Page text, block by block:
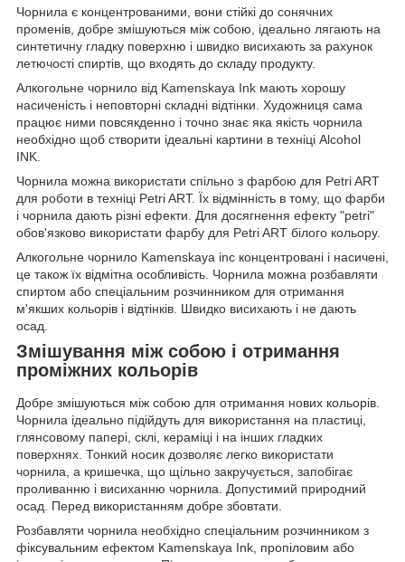
Чорнила є концентрованими, вони стійкі до сонячних
променів, добре змішуються між собою, ідеально лягають на
синтетичну гладку поверхню і швидко висихають за рахунок
летючості спиртів, що входять до складу продукту.
Алкогольне чорнило від Kamenskaya Ink мають хорошу
насиченість і неповторні складні відтінки. Художниця сама
працює ними повсякденно і точно знає яка якість чорнила
необхідно щоб створити ідеальні картини в техніці Alcohol
INK.
Чорнила можна використати спільно з фарбою для Petri ART
для роботи в техніці Petri ART. Їх відмінність в тому, що фарби
і чорнила дають різні ефекти. Для досягнення ефекту "petri"
обов'язково використати фарбу для Petri ART білого кольору.
Алкогольне чорнило Kamenskaya inc концентровані і насичені,
це також їх відмітна особливість. Чорнила можна розбавляти
спиртом або спеціальним розчинником для отримання
м'якших кольорів і відтінків. Швидко висиxають і не дають
осад.
Змішування між собою і отримання
проміжних кольорів
Добре змішуються між собою для отримання нових кольорів.
Чорнила ідеально підійдуть для використання на пластиці,
глянсовому папері, склі, кераміці і на інших гладких
поверхнях. Тонкий носик дозволяє легко використати
чорнила, а кришечка, що щільно закручується, запобігає
проливанню і висиханню чорнила. Допустимий природний
осад. Перед використанням добре збовтати.
Розбавляти чорнила необхідно спеціальним розчинником з
фіксувальним ефектом Kamenskaya Ink, пропіловим або